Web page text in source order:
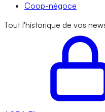
Coop-négoce
Tout l'historique de vos